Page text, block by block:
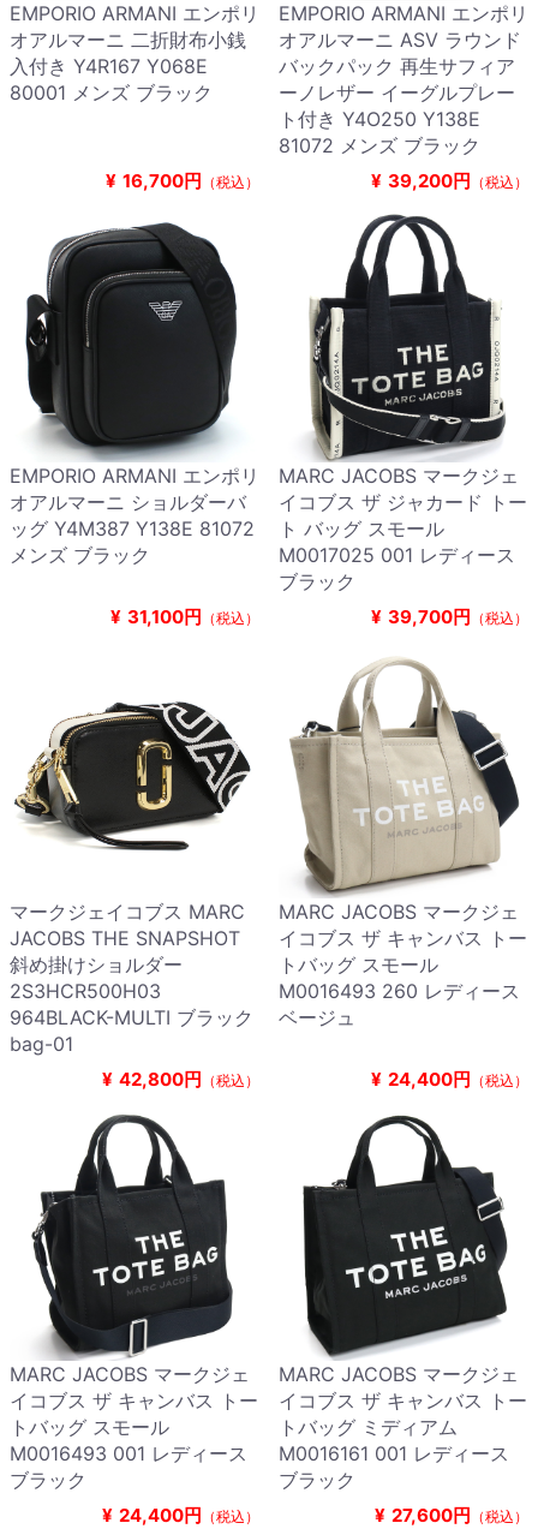
EMPORIO ARMANI エンポリ
オアルマーニ 二折財布小銭
入付き Y4R167 Y068E
80001 メンズ ブラック
¥ 16,700円 （税込）
EMPORIO ARMANI エンポリ
オアルマーニ ASV ラウンド
バックパック 再生サフィア
ーノレザー イーグルプレー
ト付き Y4O250 Y138E
81072 メンズ ブラック
¥ 39,200円 （税込）
EMPORIO ARMANI エンポリ
オアルマーニ ショルダーバ
ッグ Y4M387 Y138E 81072
メンズ ブラック
¥ 31,100円 （税込）
MARC JACOBS マークジェ
イコブス ザ ジャカード トー
ト バッグ スモール
M0017025 001 レディース
ブラック
¥ 39,700円 （税込）
マークジェイコブス MARC
JACOBS THE SNAPSHOT
斜め掛けショルダー
2S3HCR500H03
964BLACK-MULTI ブラック
bag-01
¥ 42,800円 （税込）
MARC JACOBS マークジェ
イコブス ザ キャンバス トー
トバッグ スモール
M0016493 260 レディース
ベージュ
¥ 24,400円 （税込）
MARC JACOBS マークジェ
イコブス ザ キャンバス トー
トバッグ スモール
M0016493 001 レディース
ブラック
¥ 24,400円 （税込）
MARC JACOBS マークジェ
イコブス ザ キャンバス トー
トバッグ ミディアム
M0016161 001 レディース
ブラック
¥ 27,600円 （税込）